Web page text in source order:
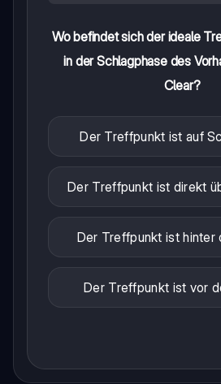
Wo befindet sich der ideale
in der Schlagphase des
Clear?
Der Treffpunkt ist auf
Der Treffpunkt ist direkt
Der Treffpunkt ist hinter
Der Treffpunkt ist vor